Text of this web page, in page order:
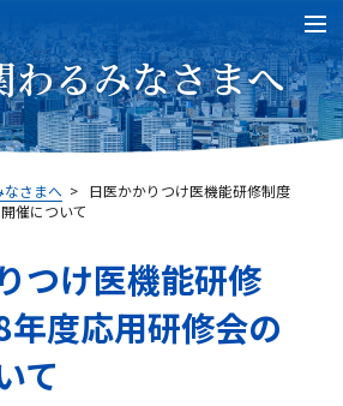
わるみなさまへ
なさまへ > 日医かかりつけ医機能研修制度
催について
つけ医機能研修
度応用研修会の
て